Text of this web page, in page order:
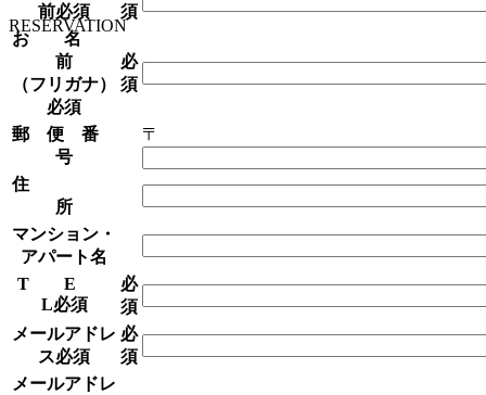
RESERVATION
前必須
須
お 名
前
（フリガナ）
必須
必
須
郵 便 番
号
〒
住
所
マンション・
アパート名
T E
L必須
必
須
メールアドレ
ス必須
必
須
メールアドレ